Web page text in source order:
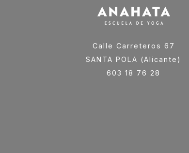
Calle Carreteros 67
SANTA POLA (Alicante)
603 18 76 28